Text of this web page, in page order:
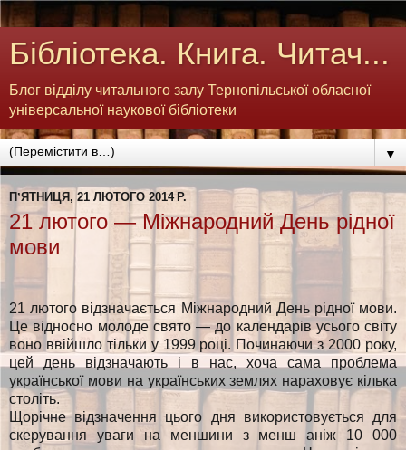
Бібліотека. Книга. Читач...
Блог відділу читального залу Тернопільської обласної
універсальної наукової бібліотеки
▼
ПʼЯТНИЦЯ, 21 ЛЮТОГО 2014 Р.
21 лютого — Міжнародний День рідної
мови
21 лютого відзначається Міжнародний День рідної мови.
Це відносно молоде свято — до календарів усього світу
воно ввійшло тільки у 1999 році. Починаючи з 2000 року,
цей день відзначають і в нас, хоча сама проблема
української мови на українських землях нараховує кілька
століть.
Щорічне відзначення цього дня використовується для
скерування уваги на меншини з менш аніж 10 000